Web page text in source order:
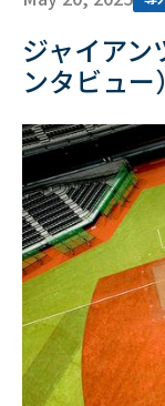
ジャイアン
ンタビュー）